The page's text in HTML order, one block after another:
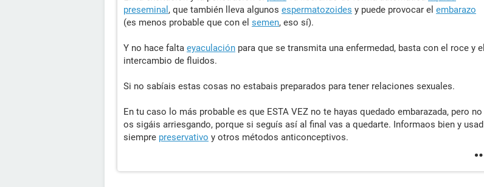
preseminal , que también lleva algunos espermatozoides y puede provocar el embarazo
(es menos probable que con el semen, eso sí).
Y no hace falta eyaculación para que se transmita una enfermedad, basta con el roce y el
intercambio de fluidos.
Si no sabíais estas cosas no estabais preparados para tener relaciones sexuales.
En tu caso lo más probable es que ESTA VEZ no te hayas quedado embarazada, pero no
os sigáis arriesgando, porque si seguís así al final vas a quedarte. Informaos bien y usad
siempre preservativo y otros métodos anticonceptivos.